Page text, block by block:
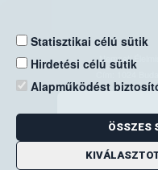
Statisztikai célú sütik
Hirdetési célú sütik
Alapműködést
ÖSSZES
Nemzeti
Levelezési
E-mail:
Zöld